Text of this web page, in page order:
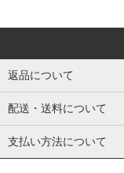
返品について
配送・送料について
支払い方法について